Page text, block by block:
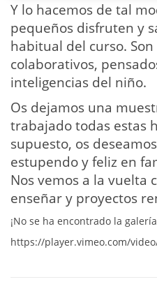
Y lo hacemos de tal
pequeños disfruten y
habitual del curso.
colaborativos,
inteligencias del niño.
Os dejamos una
trabajado todas estas
supuesto, os
estupendo y feliz en
Nos vemos a la vuelta
enseñar y proyectos
¡No se ha encontrado la
https://player.vimeo.com/